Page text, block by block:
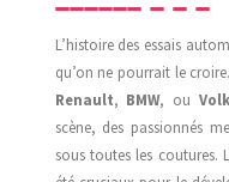
L’histoire des essais
qu’on ne pourrait le
Renault, BMW, ou
scène, des passionnés
sous toutes les coutures.